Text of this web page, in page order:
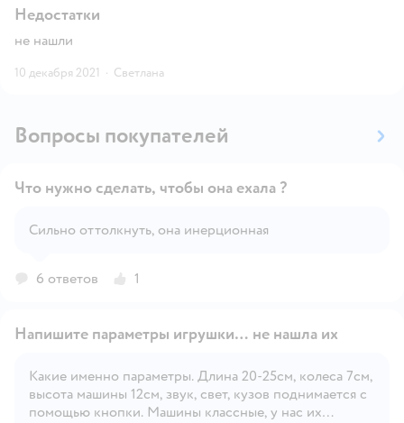
Недостатки
не нашли
10 декабря 2021 · Светлана
Вопросы покупателей
Открыть вопрос
Что нужно сделать, чтобы она ехала ?
Сильно оттолкнуть, она инерционная
6 ответов 1
Открыть вопрос
Напишите параметры игрушки… не нашла их
Какие именно параметры. Длина 20-25см, колеса 7см,
высота машины 12см, звук, свет, кузов поднимается с
помощью кнопки. Машины классные, у нас их